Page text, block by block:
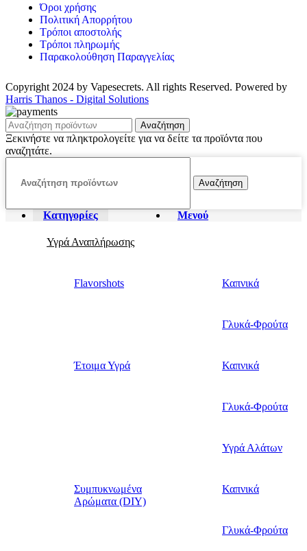
Όροι χρήσης
Πολιτική Απορρήτου
Τρόποι αποστολής
Τρόποι πληρωμής
Παρακολούθηση Παραγγελίας
Copyright 2024 by Vapesecrets. All rights Reserved. Powered by
Harris Thanos - Digital Solutions
Αναζήτηση
Ξεκινήστε να πληκτρολογείτε για να δείτε τα προϊόντα που
αναζητάτε.
Αναζήτηση
Μενού
Κατηγορίες
Υγρά Αναπλήρωσης
Flavorshots Καπνικά
Γλυκά-Φρούτα
Έτοιμα Υγρά Καπνικά
Γλυκά-Φρούτα
Υγρά Αλάτων
Συμπυκνωμένα
Αρώματα (DIY)
Καπνικά
Γλυκά-Φρούτα